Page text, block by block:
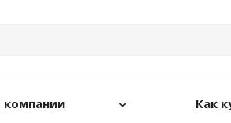
компании Как